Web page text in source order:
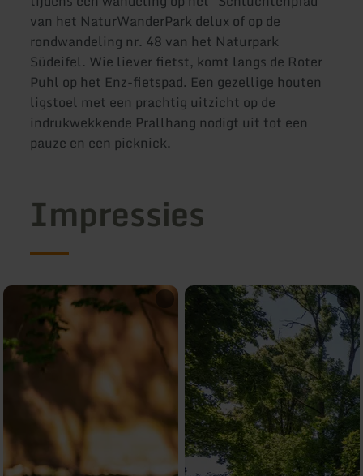
van het NaturWanderPark delux of op de
rondwandeling nr. 48 van het Naturpark
Südeifel. Wie liever fietst, komt langs de Roter
Puhl op het Enz-fietspad. Een gezellige houten
ligstoel met een prachtig uitzicht op de
indrukwekkende Prallhang nodigt uit tot een
pauze en een picknick.
Impressies